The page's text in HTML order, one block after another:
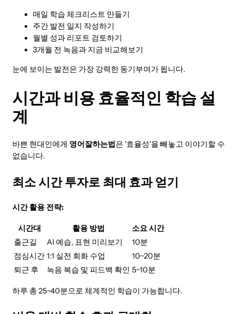
매일 학습 체크리스트 만들기
주간 발전 일지 작성하기
월별 성과 리포트 검토하기
3개월 전 녹음과 지금 비교해보기
눈에 보이는 발전은 가장 강력한 동기부여가 됩니다.
시간과 비용 효율적인 학습 설
계
바쁜 현대인에게 영어잘하는법 은 '효율성'을 빼놓고 이야기할 수
없습니다.
최소 시간 투자로 최대 효과 얻기
시간 활용 전략:
시간대 활용 방법
소요 시간
출근길
AI 예습, 표현 미리보기
10분
점심시간 1:1 실전 회화 수업
10~20분
퇴근 후
녹음 복습 및 피드백 확인 5~10분
하루 총 25~40분으로 체계적인 학습이 가능합니다.